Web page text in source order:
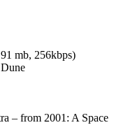
mb, 256kbps)
– from 2001: A Space